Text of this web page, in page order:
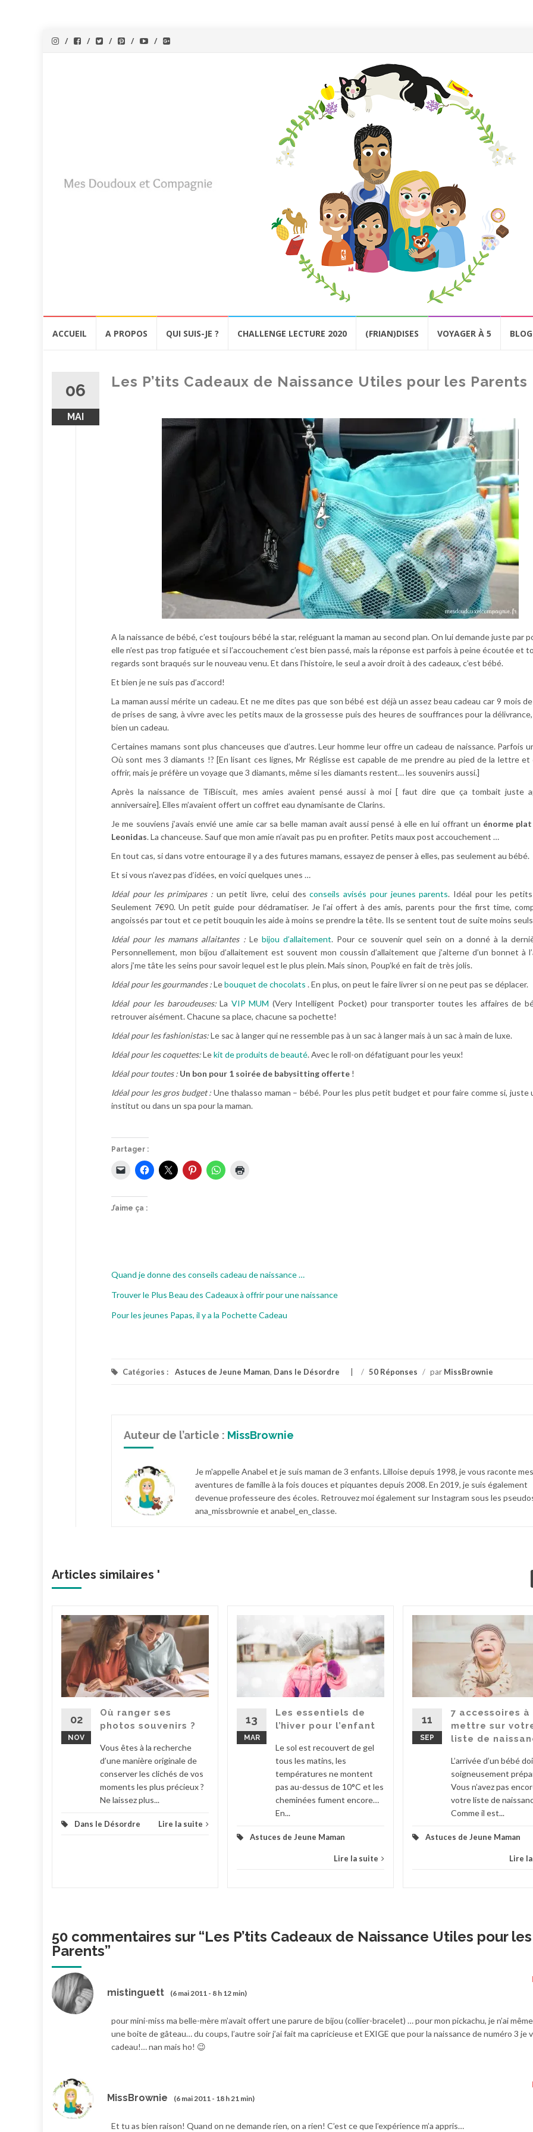
ACCUEIL A PROPOS QUI SUIS-JE ? CHALLENGE LECTURE 2020 (FRIAN)DISES VOYAGER À 5
06
MAI
Les P’tits Cadeaux de Naissance Utiles pour les Parents
A la naissance de bébé, c’est toujours bébé la star, reléguant la maman au second plan. On lui demande juste par
elle n’est pas trop fatiguée et si l’accouchement c’est bien passé, mais la réponse est parfois à peine écoutée et
regards sont braqués sur le nouveau venu. Et dans l’histoire, le seul a avoir droit à des cadeaux, c’est bébé.
Et bien je ne suis pas d’accord!
La maman aussi mérite un cadeau. Et ne me dites pas que son bébé est déjà un assez beau cadeau car 9 mois
de prises de sang, à vivre avec les petits maux de la grossesse puis des heures de souffrances pour la
bien un cadeau.
Certaines mamans sont plus chanceuses que d’autres. Leur homme leur offre un cadeau de naissance. Parfois
Où sont mes 3 diamants !? [En lisant ces lignes, Mr Réglisse est capable de me prendre au pied de la lettre et
offrir, mais je préfère un voyage que 3 diamants, même si les diamants restent… les souvenirs aussi.]
Après la naissance de TiBiscuit, mes amies avaient pensé aussi à moi [ faut dire que ça tombait juste
anniversaire]. Elles m’avaient offert un coffret eau dynamisante de Clarins.
Je me souviens j’avais envié une amie car sa belle maman avait aussi pensé à elle en lui offrant un énorme
Leonidas. La chanceuse. Sauf que mon amie n’avait pas pu en profiter. Petits maux post accouchement …
En tout cas, si dans votre entourage il y a des futures mamans, essayez de penser à elles, pas seulement au bébé.
Et si vous n’avez pas d’idées, en voici quelques unes …
Idéal pour les primipares : un petit livre, celui desconseils avisés pour jeunes parents. Idéal pour les
Seulement 7€90. Un petit guide pour dédramatiser. Je l’ai offert à des amis, parents pour the first time,
angoissés par tout et ce petit bouquin les aide à moins se prendre la tête. Ils se sentent tout de suite moins
Idéal pour les mamans allaitantes : Le bijou d’allaitement. Pour ce souvenir quel sein on a donné à la
Personnellement, mon bijou d’allaitement est souvent mon coussin d’allaitement que j’alterne d’un bonnet à
alors j’me tâte les seins pour savoir lequel est le plus plein. Mais sinon, Poup’ké en fait de très jolis.
Idéal pour les gourmandes :Lebouquet de chocolats . En plus, on peut le faire livrer si on ne peut pas se déplacer.
Idéal pour les baroudeuses:La VIP MUM (Very Intelligent Pocket) pour transporter toutes les affaires de
retrouver aisément. Chacune sa place, chacune sa pochette!
Idéal pour les fashionistas:Le sac à langer qui ne ressemble pas à un sac à langer mais à un sac à main de luxe.
Idéal pour les coquettes:Lekit de produits de beauté. Avec le roll-on défatiguant pour les yeux!
Idéal pour toutes : Un bon pour 1 soirée de babysitting offerte !
Idéal pour les gros budget : Une thalasso maman – bébé. Pour les plus petit budget et pour faire comme si, juste
institut ou dans un spa pour la maman.
Partager :
J’aime ça :
Quand je donne des conseils cadeau de naissance …
Trouver le Plus Beau des Cadeaux à offrir pour une naissance
Pour les jeunes Papas, il y a la Pochette Cadeau
Catégories : Astuces de Jeune Maman, Dans le Désordre / 50 Réponses / par MissBrownie
Auteur de l’article : MissBrownie
Je m'appelle Anabel et je suis maman de 3 enfants. Lilloise depuis 1998, je vous raconte mes
aventures de famille à la fois douces et piquantes depuis 2008. En 2019, je suis également
devenue professeure des écoles. Retrouvez moi également sur Instagram sous les
ana_missbrownie et anabel_en_classe.
Articles similaires '
02
NOV
Où ranger ses
photos souvenirs ?
Vous êtes à la recherche
d’une manière originale de
conserver les clichés de vos
moments les plus précieux ?
Ne laissez plus...
Dans le Désordre Lire la suite
13
MAR
Les essentiels de
l’hiver pour l’enfant
Le sol est recouvert de gel
tous les matins, les
températures ne montent
pas au-dessus de 10°C et les
cheminées fument encore…
En...
Astuces de Jeune Maman
Lire la suite
11
SEP
7 accessoires à
mettre sur
liste de
L’arrivée d’un bébé
soigneusement
Vous n’avez pas
votre liste de
Comme il est...
Astuces de Jeune Maman
Lire
50 commentaires sur “Les P’tits Cadeaux de Naissance Utiles pour les
Parents”
mistinguett (6 mai 2011 - 8 h 12 min)
pour mini-miss ma belle-mère m’avait offert une parure de bijou (collier-bracelet) … pour mon pickachu, je n’ai
une boite de gâteau… du coups, l’autre soir j’ai fait ma capricieuse et EXIGE que pour la naissance de numéro 3 je
cadeau!… nan mais ho! 😉
MissBrownie (6 mai 2011 - 18 h 21 min)
Et tu as bien raison! Quand on ne demande rien, on a rien! C’est ce que l’expérience m’a appris…